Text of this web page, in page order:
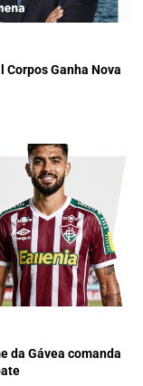
Ganha Nova
da Gávea comanda